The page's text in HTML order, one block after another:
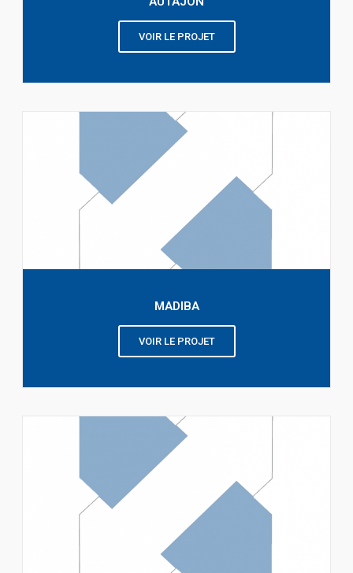
VOIR LE PROJET
MADIBA
VOIR LE PROJET